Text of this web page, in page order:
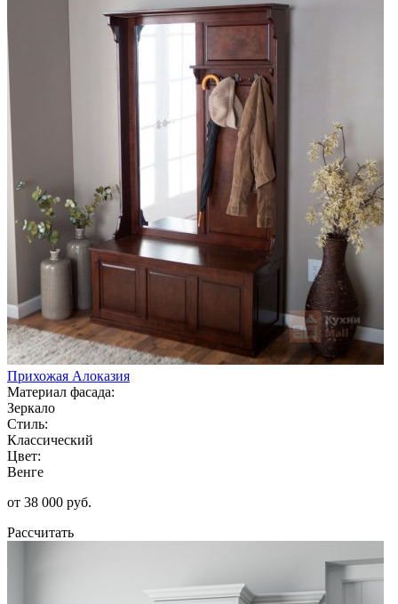
Прихожая Алоказия
Материал фасада:
Зеркало
Стиль:
Классический
Цвет:
Венге
от 38 000 руб.
Рассчитать